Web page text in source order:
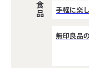
食品 手軽に楽
無印良品